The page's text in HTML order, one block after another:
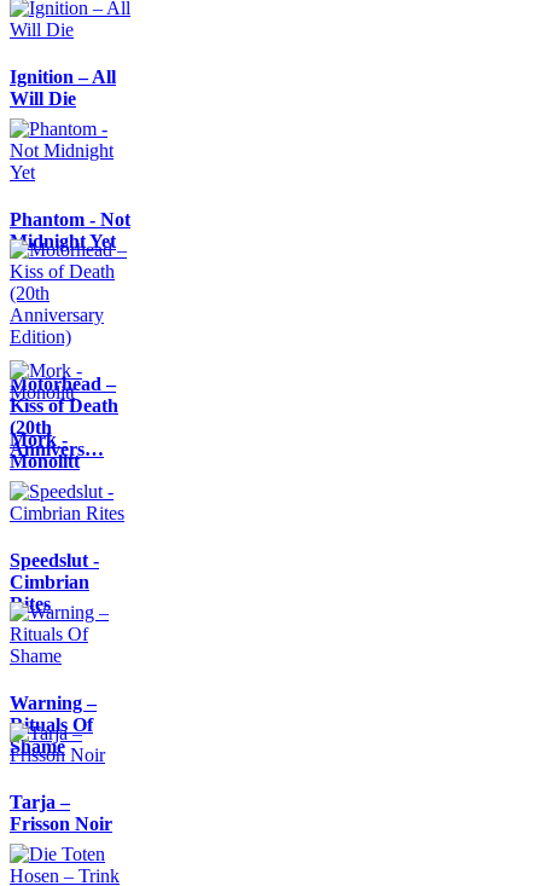
Ignition – All
Will Die
Phantom - Not
Midnight Yet
Motörhead –
Kiss of Death
(20th
Annivers…
Mork -
Monolitt
Speedslut -
Cimbrian
Rites
Warning –
Rituals Of
Shame
Tarja –
Frisson Noir